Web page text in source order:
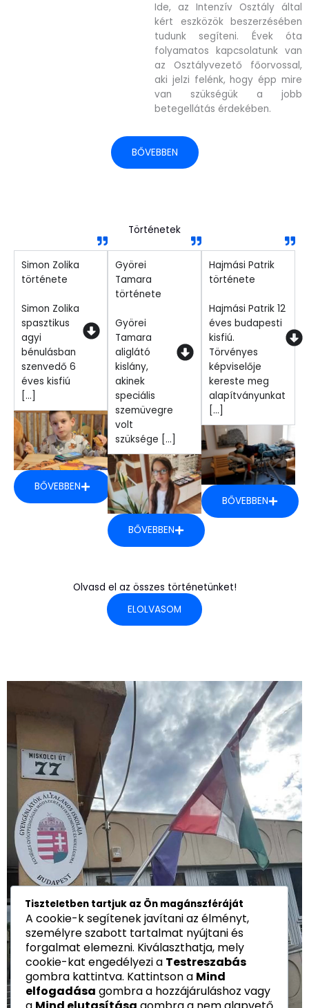
Ide, az Intenzív Osztály által
kért eszközök beszerzésében
tudunk segíteni. Évek óta
folyamatos kapcsolatunk van
az Osztályvezető főorvossal,
aki jelzi felénk, hogy épp mire
van szükségük a jobb
betegellátás érdekében.
BŐVEBBEN
Történetek
Simon Zolika
története
Simon Zolika
spasztikus
agyi
bénulásban
szenvedő 6
éves kisfiú
[...]
BŐVEBBEN
Györei
Tamara
története
Györei
Tamara
aliglátó
kislány,
akinek
speciális
szemüvegre
volt
szüksége [...]
BŐVEBBEN
Hajmási Patrik
története
Hajmási Patrik 12
éves budapesti
kisfiú.
Törvényes
képviselője
kereste meg
alapítványunkat
[...]
BŐVEBBEN
Olvasd el az összes történetünket!
ELOLVASOM
Tiszteletben tartjuk az Ön magánszféráját
A cookie-k segítenek javítani az élményt,
személyre szabott tartalmat nyújtani és
forgalmat elemezni. Kiválaszthatja, mely
cookie-kat engedélyezi a Testreszabás
gombra kattintva. Kattintson a Mind
elfogadása gombra a hozzájáruláshoz vagy